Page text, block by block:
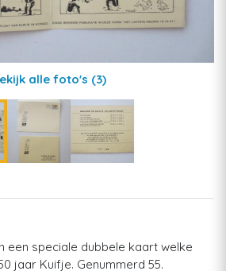
alle foto's (3)
een speciale dubbele kaart welke
jaar Kuifje. Genummerd 55.